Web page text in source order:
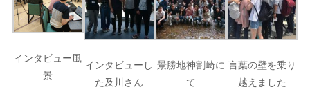
インタビュー風
景
インタビューし
た及川さん
景勝地神割崎に
て
言葉の壁を乗り
越えました